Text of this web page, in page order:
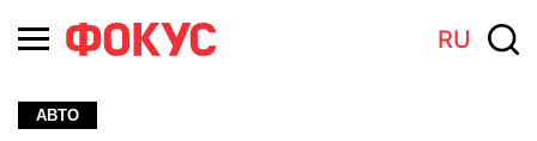
RU
АВТО